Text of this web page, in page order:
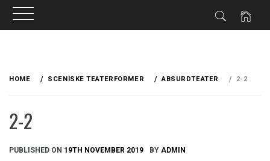
HOME SCENISKE TEATERFORMER ABSURDTEATER 2-2
2-2
PUBLISHED ON 19TH NOVEMBER 2019 BY ADMIN